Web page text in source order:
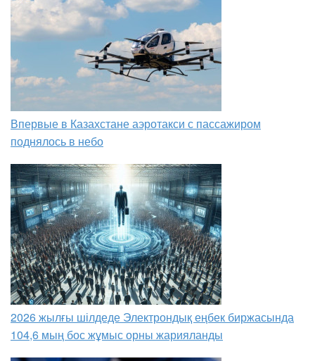
Впервые в Казахстане аэротакси с пассажиром
поднялось в небо
2026 жылғы шілдеде Электрондық еңбек биржасында
104,6 мың бос жұмыс орны жарияланды